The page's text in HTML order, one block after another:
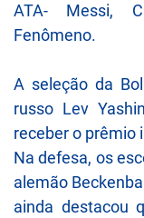
ATA- Messi,
Fenômeno.
A seleção da
russo Lev
receber o prêmio
Na defesa, os
alemão
ainda destacou